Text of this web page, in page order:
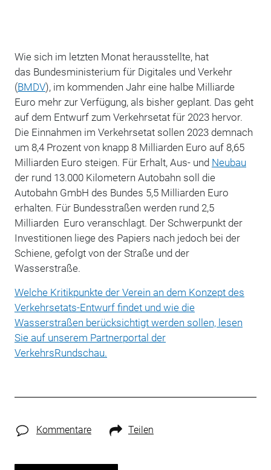
Wie sich im letzten Monat herausstellte, hat
das Bundesministerium für Digitales und Verkehr
(BMDV), im kommenden Jahr eine halbe Milliarde
Euro mehr zur Verfügung, als bisher geplant. Das geht
auf dem Entwurf zum Verkehrsetat für 2023 hervor.
Die Einnahmen im Verkehrsetat sollen 2023 demnach
um 8,4 Prozent von knapp 8 Milliarden Euro auf 8,65
Milliarden Euro steigen. Für Erhalt, Aus- und Neubau
der rund 13.000 Kilometern Autobahn soll die
Autobahn GmbH des Bundes 5,5 Milliarden Euro
erhalten. Für Bundesstraßen werden rund 2,5
Milliarden Euro veranschlagt. Der Schwerpunkt der
Investitionen liege des Papiers nach jedoch bei der
Schiene, gefolgt von der Straße und der
Wasserstraße.
Welche Kritikpunkte der Verein an dem Konzept des
Verkehrsetats-Entwurf findet und wie die
Wasserstraßen berücksichtigt werden sollen, lesen
Sie auf unserem Partnerportal der
VerkehrsRundschau.
Kommentare Teilen